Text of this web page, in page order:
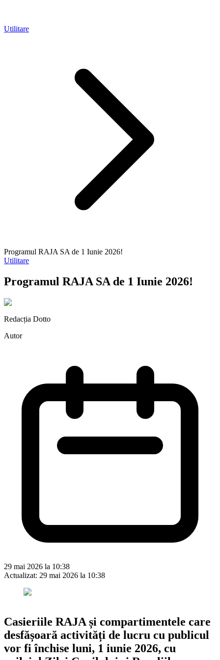
Utilitare
Programul RAJA SA de 1 Iunie 2026!
Utilitare
Programul RAJA SA de 1 Iunie 2026!
Redacția Dotto
Autor
29 mai 2026 la 10:38
Actualizat: 29 mai 2026 la 10:38
Casieriile RAJA și compartimentele care
desfășoară activități de lucru cu publicul
vor fi închise luni, 1 iunie 2026, cu